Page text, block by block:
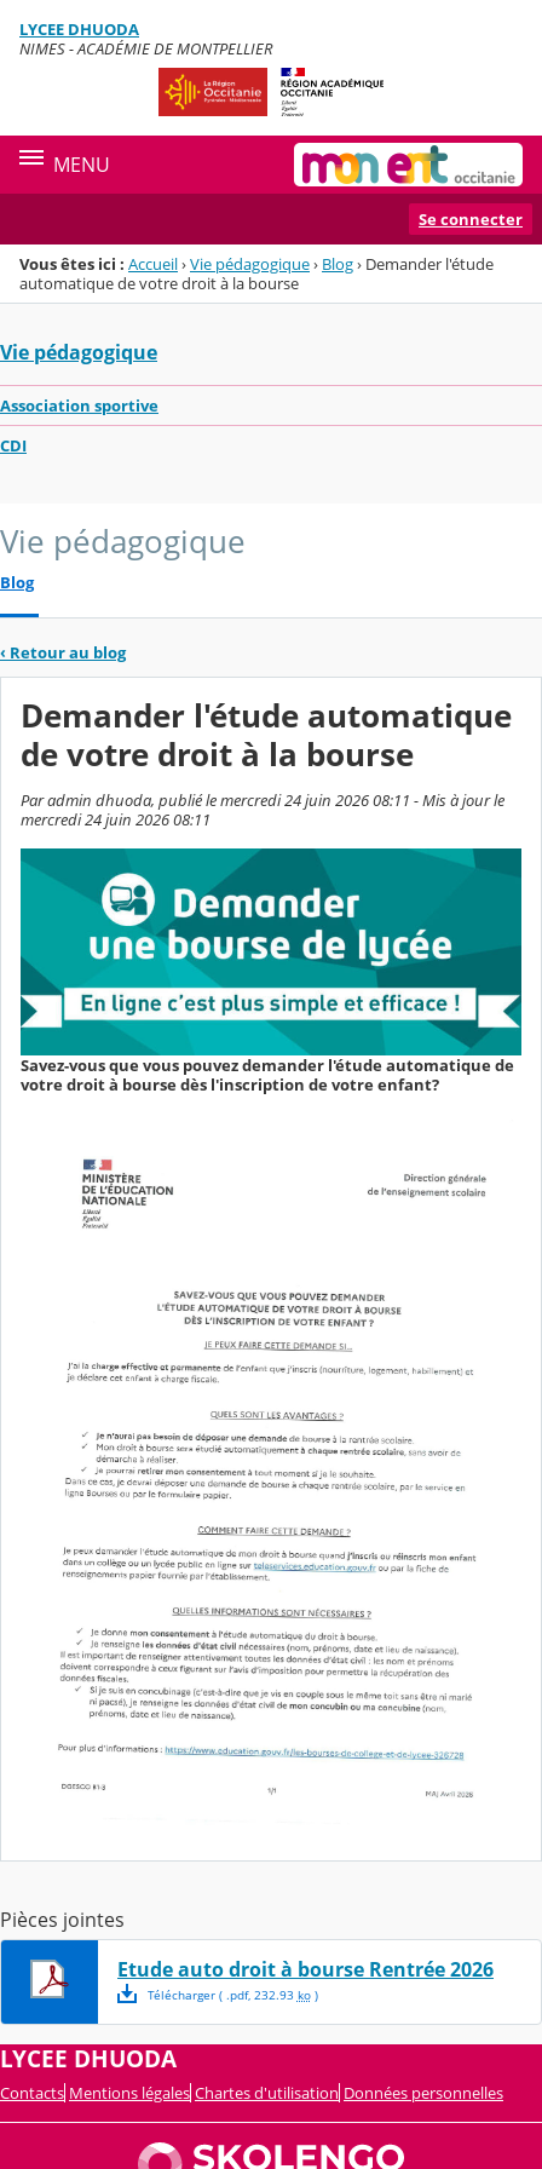
Menu de la rubrique
Contenu
LYCEE DHUODA
NIMES - ACADÉMIE DE MONTPELLIER
MENU
Se connecter
Vous êtes ici : Accueil›Vie pédagogique› Blog› Demander l'étude
automatique de votre droit à la bourse
Vie pédagogique
Association sportive
CDI
Vie pédagogique
Blog
‹ Retour au blog
Demander l'étude automatique
de votre droit à la bourse
Par admin dhuoda, publié le mercredi 24 juin 2026 08:11 - Mis à jour le
mercredi 24 juin 2026 08:11
Savez-vous que vous pouvez demander l'étude automatique de
votre droit à bourse dès l'inscription de votre enfant?
Pièces jointes
Etude auto droit à bourse Rentrée 2026
Télécharger( .pdf, 232.93 ko)
LYCEE DHUODA
Contacts Mentions légales Chartes d'utilisation Données personnelles